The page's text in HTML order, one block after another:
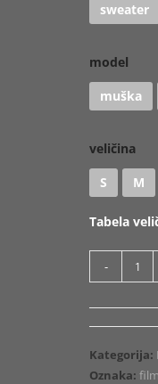
sweater
model
muška
veličina
S
M
Tabela
ili
Hoodie
Wire
Omar
1
-
Kategorija:
Oznaka: